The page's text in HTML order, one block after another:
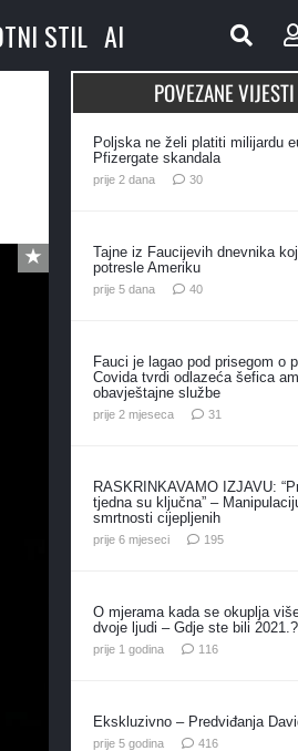
STIL AI
POVEZANE VIJESTI
Poljska ne želi platiti milijardu
Pfizergate skandala
prije 2 dana 30komentara
Tajne iz Faucijevih dnevnika
potresle Ameriku
prije 5 dana 40komentara
Fauci je lagao pod prisegom o
Covida tvrdi odlazeća šefica
obavještajne službe
prije 2 mjeseca 31
RASKRINKAVAMO IZJAVU:
tjedna su ključna” –
smrtnosti cijepljenih
prije 6 mjeseci 195komentara
O mjerama kada se okuplja
dvoje ljudi – Gdje ste bili 2021.?
prije 1 godina 116komentara
Ekskluzivno – Predviđanja
prije 5 godina 416komentara